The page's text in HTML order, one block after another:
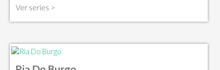
Ver series >